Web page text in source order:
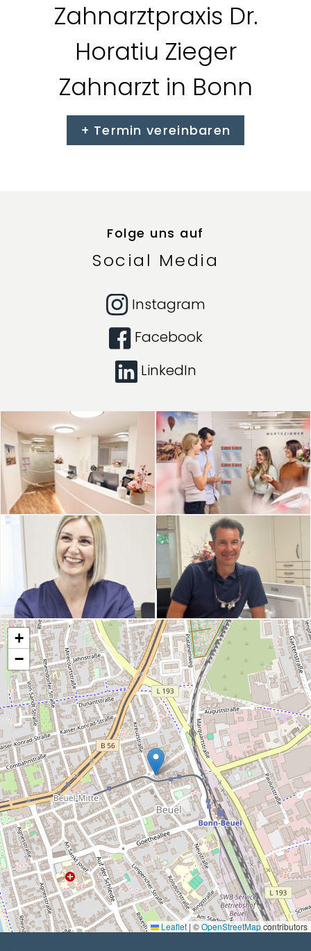
Zahnarztpraxis Dr.
Horatiu Zieger
Zahnarzt in Bonn
Termin vereinbaren
Folge uns auf
Social Media
Instagram
Facebook
LinkedIn
+
−
Leaflet | ©OpenStreetMapcontributors